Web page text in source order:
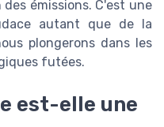
émissions. C'est une
autant que de la
plongerons dans les
futées.
est-elle une